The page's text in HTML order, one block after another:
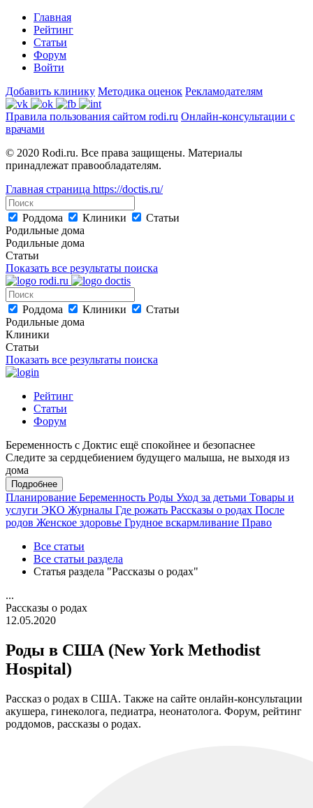
Главная
Рейтинг
Статьи
Форум
Войти
Добавить клинику Методика оценок Рекламодателям
Правила пользования сайтом rodi.ru Онлайн-консультации с
врачами
© 2020 Rodi.ru. Все права защищены. Материалы
принадлежат правообладателям.
Главная страница https://doctis.ru/
Роддома Клиники
Статьи
Родильные дома
Родильные дома
Статьи
Показать все результаты поиска
Роддома Клиники
Статьи
Родильные дома
Клиники
Статьи
Показать все результаты поиска
Рейтинг
Статьи
Форум
Беременность с Доктис ещё спокойнее и безопаснее
Следите за сердцебиением будущего малыша, не выходя из
дома
Подробнее
Планирование Беременность Роды Уход за детьми Товары и
услуги ЭКО Журналы Где рожать Рассказы о родах После
родов Женское здоровье Грудное вскармливание Право
Все статьи
Все статьи раздела
Статья раздела "Рассказы о родах"
...
Рассказы о родах
12.05.2020
Роды в США (New York Methodist
Hospital)
Рассказ о родах в США. Также на сайте онлайн-консультации
акушера, гинеколога, педиатра, неонатолога. Форум, рейтинг
роддомов, рассказы о родах.